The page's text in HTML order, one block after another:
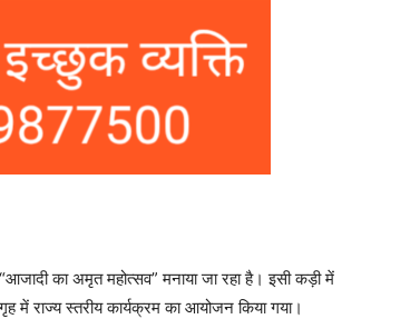
का अमृत महोत्सव” मनाया जा रहा है। इसी कड़ी में
में राज्य स्तरीय कार्यक्रम का आयोजन किया गया।